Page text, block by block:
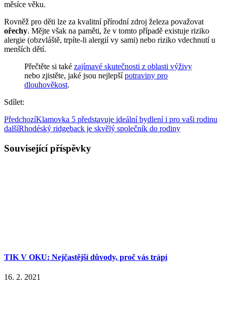
měsíce věku.
Rovněž pro děti lze za kvalitní přírodní zdroj železa považovat
ořechy. Mějte však na paměti, že v tomto případě existuje riziko
alergie (obzvláště, trpíte-li alergií vy sami) nebo riziko vdechnutí u
menších dětí.
Přečtěte si také zajímavé skutečnosti z oblasti výživy
nebo zjistěte, jaké jsou nejlepšípotraviny pro
dlouhověkost.
Sdílet:
PředchozíKlamovka 5 představuje ideální bydlení i pro vaši rodinu
dalšíRhodéský ridgeback je skvělý společník do rodiny
Související příspěvky
TIK V OKU: Nejčastější důvody, proč vás trápí
16. 2. 2021